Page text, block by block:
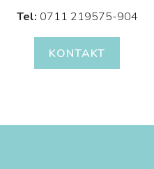
Tel: 0711 219575-904
KONTAKT